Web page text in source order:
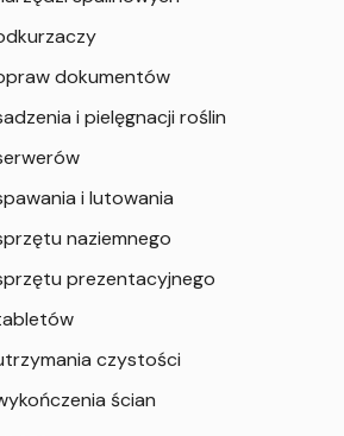
dokumentów
i pielęgnacji roślin
i lutowania
naziemnego
prezentacyjnego
czystości
ścian